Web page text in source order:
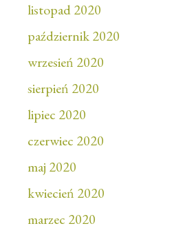
listopad 2020
październik 2020
wrzesień 2020
sierpień 2020
lipiec 2020
czerwiec 2020
maj 2020
kwiecień 2020
marzec 2020